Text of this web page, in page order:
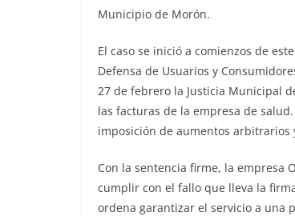
Municipio de Morón.
El caso se inició a comienzos de
Defensa de Usuarios y
27 de febrero la Justicia Municipal
las facturas de la empresa de
imposición de aumentos arbitrarios
Con la sentencia firme, la empresa
cumplir con el fallo que lleva la
ordena garantizar el servicio a una